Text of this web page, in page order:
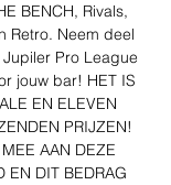
BENCH, Rivals,
Retro. Neem deel
Pro League
jouw bar! HET IS
EN ELEVEN
PRIJZEN!
AAN DEZE
EN DIT BEDRAG